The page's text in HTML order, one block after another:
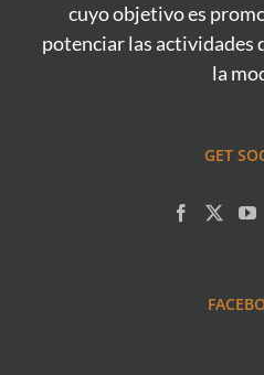
cuyo objetivo es
potenciar las actividades
la
GET